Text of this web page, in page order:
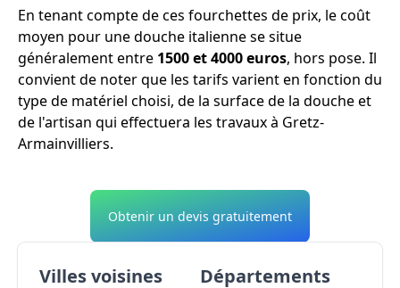
En tenant compte de ces fourchettes de prix, le coût
moyen pour une douche italienne se situe
généralement entre 1500 et 4000 euros, hors pose. Il
convient de noter que les tarifs varient en fonction du
type de matériel choisi, de la surface de la douche et
de l'artisan qui effectuera les travaux à Gretz-
Armainvilliers.
Obtenir un devis gratuitement
Villes voisines Départements